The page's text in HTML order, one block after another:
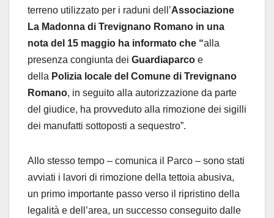
terreno utilizzato per i raduni dell’Associazione
La Madonna di Trevignano Romano in una
nota del 15 maggio ha informato che “alla
presenza congiunta dei Guardiaparco e
della Polizia locale del Comune di Trevignano
Romano, in seguito alla autorizzazione da parte
del giudice, ha provveduto alla rimozione dei sigilli
dei manufatti sottoposti a sequestro”.
Allo stesso tempo – comunica il Parco – sono stati
avviati i lavori di rimozione della tettoia abusiva,
un primo importante passo verso il ripristino della
legalità e dell’area, un successo conseguito dalle